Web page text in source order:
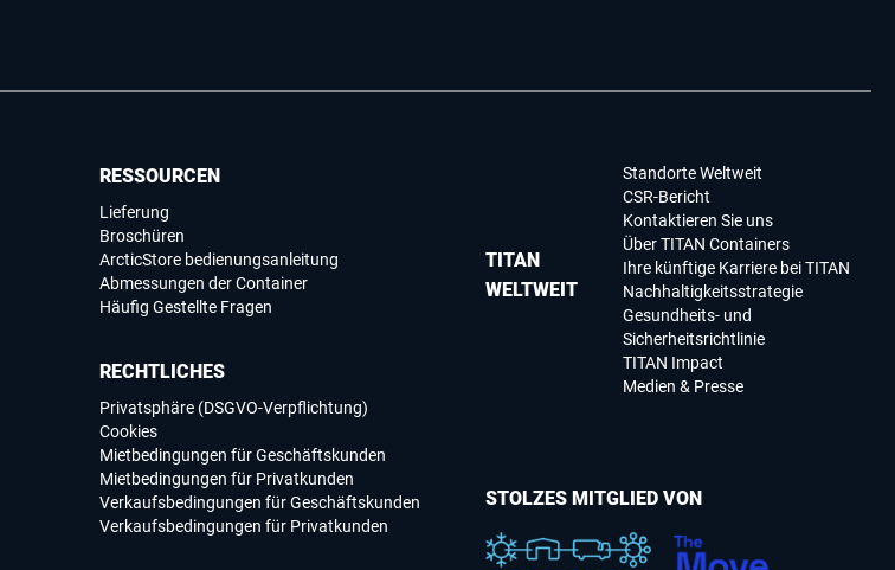
TITAN
WELTWEIT
Standorte Weltweit
CSR-Bericht
Kontaktieren Sie uns
Über TITAN Containers
Ihre künftige Karriere bei TITAN
Nachhaltigkeitsstrategie
Gesundheits- und
Sicherheitsrichtlinie
TITAN Impact
Medien & Presse
RESSOURCEN
Lieferung
Broschüren
ArcticStore bedienungsanleitung
Abmessungen der Container
Häufig Gestellte Fragen
RECHTLICHES
Privatsphäre (DSGVO-Verpflichtung)
Cookies
Mietbedingungen für Geschäftskunden
Mietbedingungen für Privatkunden
Verkaufsbedingungen für Geschäftskunden
Verkaufsbedingungen für Privatkunden
STOLZES MITGLIED VON